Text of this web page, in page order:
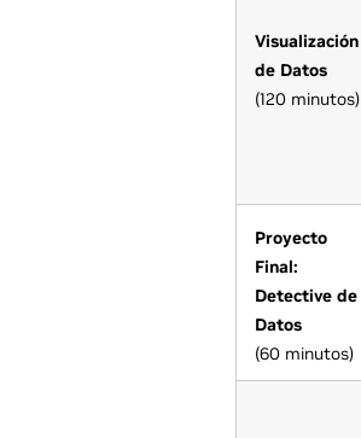
Visualización
de Datos
(120 minutos)
Proyecto
Final:
Detective de
Datos
(60 minutos)